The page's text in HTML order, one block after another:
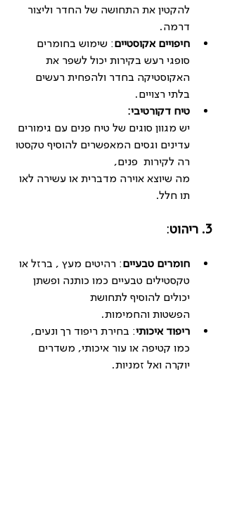
להקטין את התחושה של החדר וליצור
דרמה.
חיפויים אקוסטיים: שימוש בחומרים
סופגי רעש בקירות יכול לשפר את
האקוסטיקה בחדר ולהפחית רעשים
בלתי רצויים.
טיח דקורטיבי:
יש מגוון סוגים של טיח פנים עם גימורים
עדינים וגסים המאפשרים להוסיף טקסטו
רה לקירות  פנים,
מה שיוצא אוירה מדברית או עשירה לאו
תו חלל.
3. ריהוט :
חומרים טבעיים: רהיטים מעץ , ברזל או
טקסטילים טבעיים כמו כותנה ופשתן
יכולים להוסיף לתחושת
הפשטות והחמימות.
ריפוד איכותי: בחירת ריפוד רך ונעים,
כמו קטיפה או עור איכותי, משדרים
יוקרה ואל זמניות.